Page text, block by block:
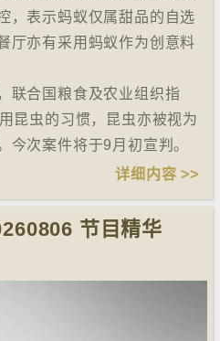
，表示蚂蚁仅属甜品的自选
厅亦有采用蚂蚁作为创意料
联合国粮食及农业组织指
昆虫的习惯，昆虫亦被视为
今次案件将于9月初宣判。
详细内容 >>
节目精华